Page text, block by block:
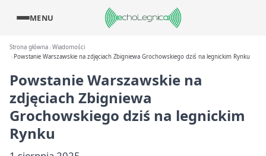
MENU
Strona główna Wiadomości
Powstanie Warszawskie na zdjęciach Zbigniewa Grochowskiego dziś na legnickim Rynku
Powstanie Warszawskie na
zdjęciach Zbigniewa
Grochowskiego dziś na legnickim
Rynku